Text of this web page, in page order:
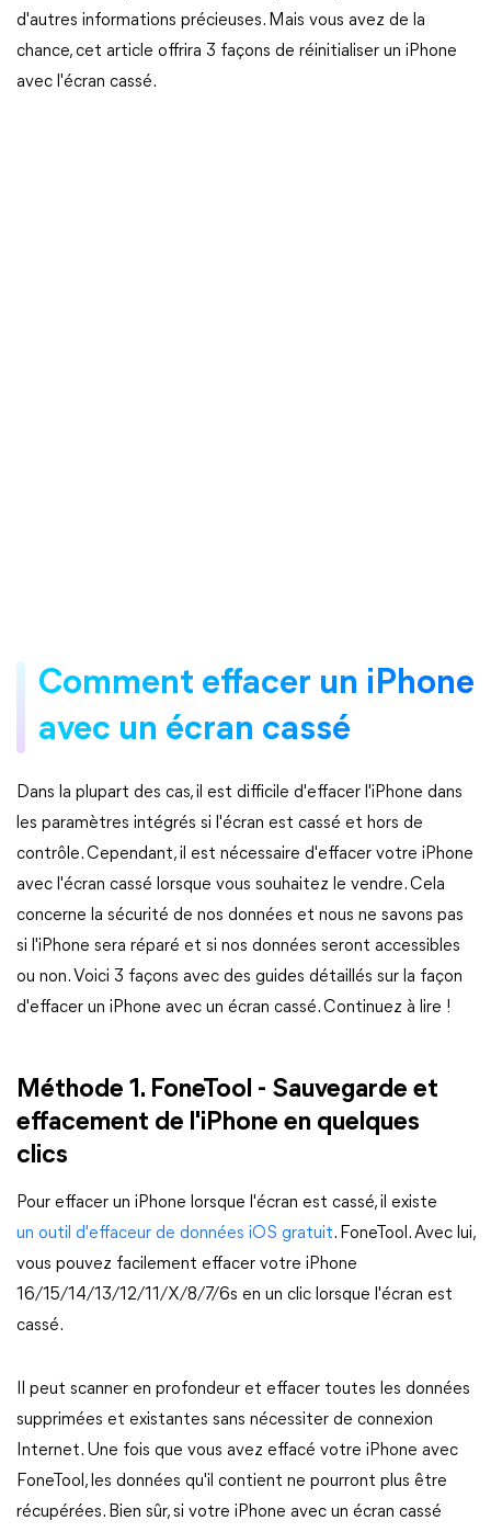
d'autres informations précieuses. Mais vous avez de la
chance, cet article offrira 3 façons de réinitialiser un iPhone
avec l'écran cassé.
Comment effacer un iPhone
avec un écran cassé
Dans la plupart des cas, il est difficile d'effacer l'iPhone dans
les paramètres intégrés si l'écran est cassé et hors de
contrôle. Cependant, il est nécessaire d'effacer votre iPhone
avec l'écran cassé lorsque vous souhaitez le vendre. Cela
concerne la sécurité de nos données et nous ne savons pas
si l'iPhone sera réparé et si nos données seront accessibles
ou non. Voici 3 façons avec des guides détaillés sur la façon
d'effacer un iPhone avec un écran cassé. Continuez à lire !
Méthode 1. FoneTool - Sauvegarde et
effacement de l'iPhone en quelques
clics
Pour effacer un iPhone lorsque l'écran est cassé, il existe
un outil d'effaceur de données iOS gratuit. FoneTool. Avec lui,
vous pouvez facilement effacer votre iPhone
16/15/14/13/12/11/X/8/7/6s en un clic lorsque l'écran est
cassé.
Il peut scanner en profondeur et effacer toutes les données
supprimées et existantes sans nécessiter de connexion
Internet. Une fois que vous avez effacé votre iPhone avec
FoneTool, les données qu'il contient ne pourront plus être
récupérées. Bien sûr, si votre iPhone avec un écran cassé